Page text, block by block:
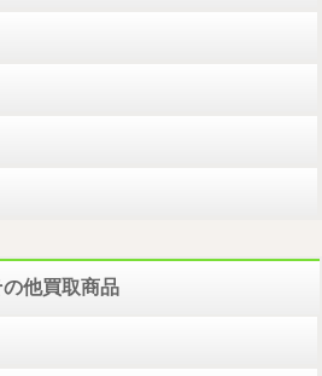
の他買取商品